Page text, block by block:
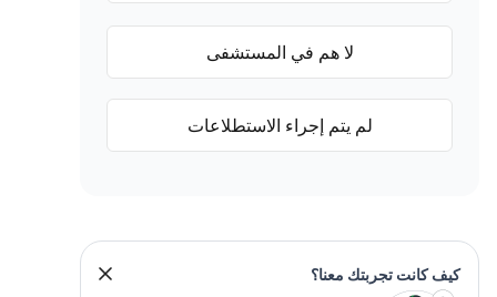
لا هم في المستشفى
لم يتم إجراء الاستطلاعات
كيف كانت تجربتك معنا؟